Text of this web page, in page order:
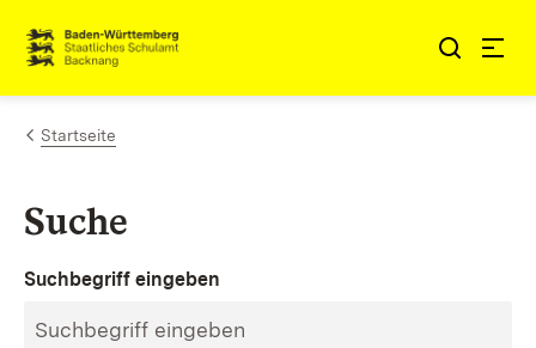
Zum Inhalt springen
Link zur Startseite
Startseite
Suche
Suchbegriff eingeben